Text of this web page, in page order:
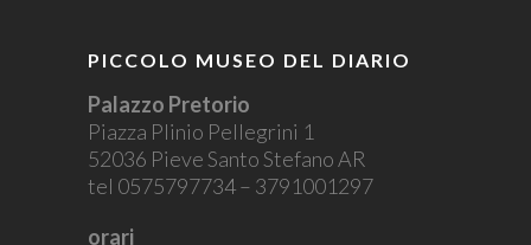
PICCOLO MUSEO DEL DIARIO
Palazzo Pretorio
Piazza Plinio Pellegrini 1
52036 Pieve Santo Stefano AR
tel 0575797734 – 3791001297
orari